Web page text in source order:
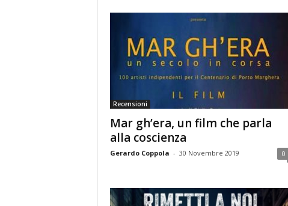
Recensioni
Mar gh’era, un film che parla
alla coscienza
Gerardo Coppola - 30 Novembre 2019 0